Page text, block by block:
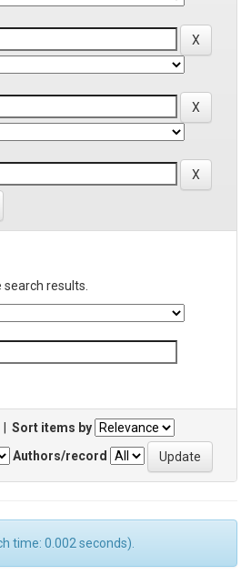
results.
Sort items by
Authors/record
time: 0.002 seconds).